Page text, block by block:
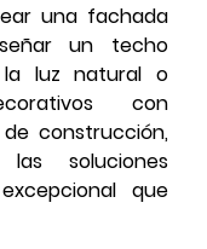
una fachada
un techo
la luz natural o
con
construcción,
soluciones
que